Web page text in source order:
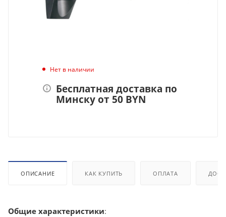
Нет в наличии
Бесплатная доставка по
Минску от 50 BYN
ОПИСАНИЕ КАК КУПИТЬ ОПЛАТА
Общие характеристики: